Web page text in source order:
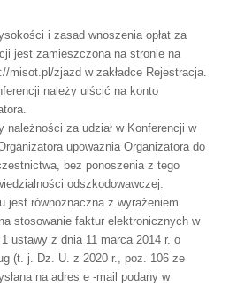
i zasad wnoszenia opłat za
jest zamieszczona na stronie na
misot.pl/zjazd w zakładce Rejestracja.
należy uiścić na konto
należności za udział w Konferencji w
upoważnia Organizatora do
bez ponoszenia z tego
odszkodowawczej.
jest równoznaczna z wyrażeniem
na stosowanie faktur elektronicznych w
1 ustawy z dnia 11 marca 2014 r. o
(t. j. Dz. U. z 2020 r., poz. 106 ze
na adres e -mail podany w